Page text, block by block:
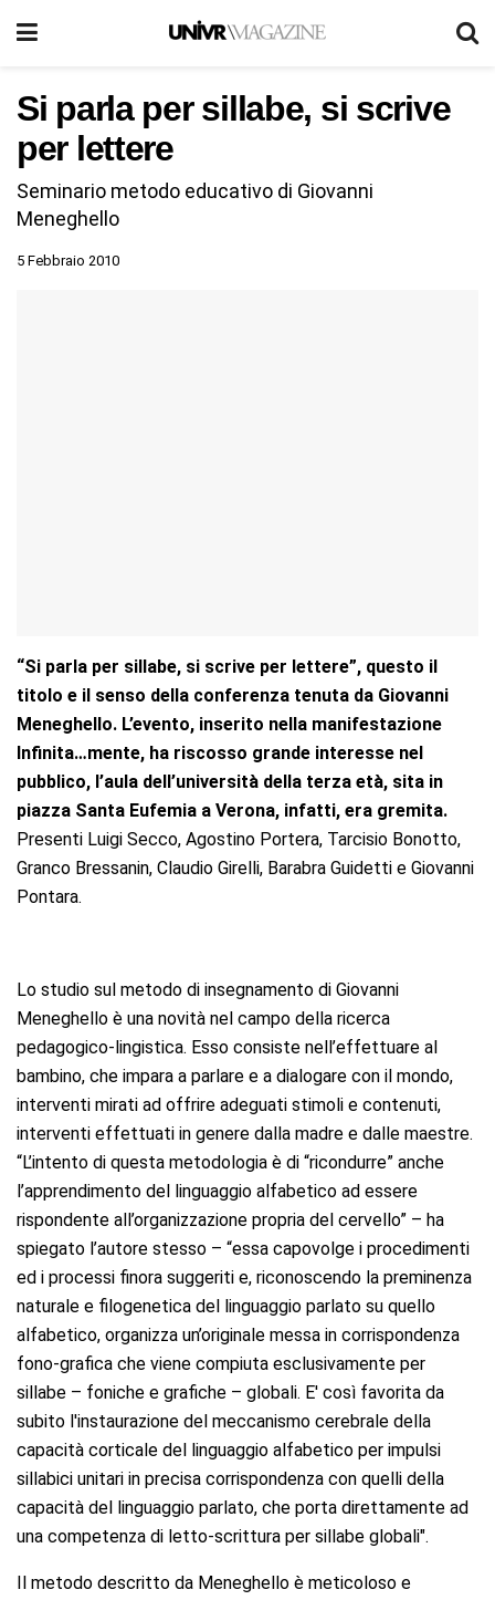
Si parla per sillabe, si scrive
per lettere
Seminario metodo educativo di Giovanni
Meneghello
5 Febbraio 2010
“Si parla per sillabe, si scrive per lettere”, questo il
titolo e il senso della conferenza tenuta da Giovanni
Meneghello. L’evento, inserito nella manifestazione
Infinita…mente, ha riscosso grande interesse nel
pubblico, l’aula dell’università della terza età, sita in
piazza Santa Eufemia a Verona, infatti, era gremita.
Presenti Luigi Secco, Agostino Portera, Tarcisio Bonotto,
Granco Bressanin, Claudio Girelli, Barabra Guidetti e Giovanni
Pontara.
Lo studio sul metodo di insegnamento di Giovanni
Meneghello è una novità nel campo della ricerca
pedagogico-lingistica. Esso consiste nell’effettuare al
bambino, che impara a parlare e a dialogare con il mondo,
interventi mirati ad offrire adeguati stimoli e contenuti,
interventi effettuati in genere dalla madre e dalle maestre.
“L’intento di questa metodologia è di “ricondurre” anche
l’apprendimento del linguaggio alfabetico ad essere
rispondente all’organizzazione propria del cervello” – ha
spiegato l’autore stesso – “essa capovolge i procedimenti
ed i processi finora suggeriti e, riconoscendo la preminenza
naturale e filogenetica del linguaggio parlato su quello
alfabetico, organizza un’originale messa in corrispondenza
fono-grafica che viene compiuta esclusivamente per
sillabe – foniche e grafiche – globali. E' così favorita da
subito l'instaurazione del meccanismo cerebrale della
capacità corticale del linguaggio alfabetico per impulsi
sillabici unitari in precisa corrispondenza con quelli della
capacità del linguaggio parlato, che porta direttamente ad
una competenza di letto-scrittura per sillabe globali".
Il metodo descritto da Meneghello è meticoloso e